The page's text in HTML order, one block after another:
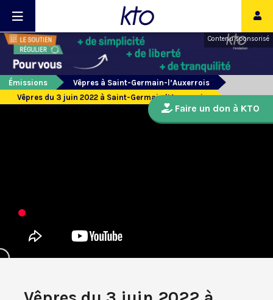
Contenu sponsorisé
Émissions
Vêpres à Saint-Germain-l’Auxerrois
Vêpres du 3 juin 2022 à Saint-Germain l’Auxerrois
Faire un don à KTO